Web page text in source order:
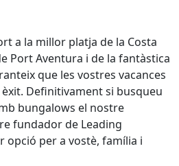
a la millor platja de la Costa
Port Aventura i de la fantàstica
que les vostres vacances
Definitivament si busqueu
bungalows el nostre
fundador de Leading
opció per a vostè, família i